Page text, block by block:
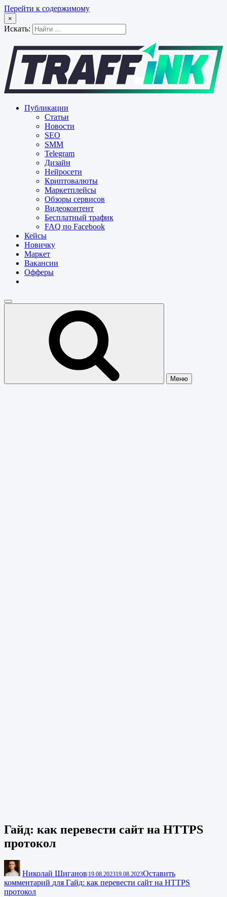
Перейти к содержимому
×
Искать:
Публикации
Статьи
Новости
SEO
SMM
Telegram
Дизайн
Нейросети
Криптовалюты
Маркетплейсы
Обзоры сервисов
Видеоконтент
Бесплатный трафик
FAQ по Facebook
Кейсы
Новичку
Маркет
Вакансии
Офферы
Меню
Гайд: как перевести сайт на HTTPS
протокол
Николай Шиганов 19.08.202319.08.2023Оставить
комментарий для Гайд: как перевести сайт на HTTPS
протокол